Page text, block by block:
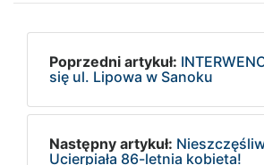
Poprzedni artykuł:
się ul. Lipowa w Sanoku
Następny artykuł:
Ucierpiała 86-letnia kobieta!